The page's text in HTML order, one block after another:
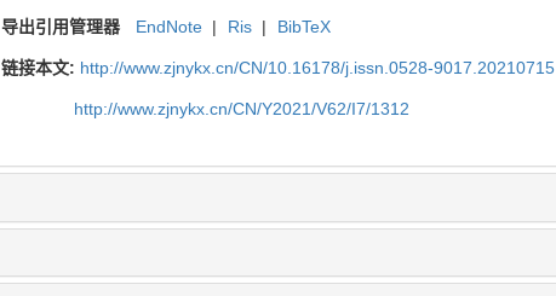
导出引用管理器 EndNote | Ris | BibTeX
链接本文: http://www.zjnykx.cn/CN/10.16178/j.issn.0528-9017.20210715
http://www.zjnykx.cn/CN/Y2021/V62/I7/1312